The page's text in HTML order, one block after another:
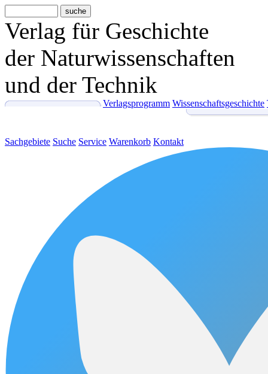
Verlag für Geschichte
der Naturwissenschaften
und der Technik
Verlagsprogramm Wissenschaftsgeschichte
Sachgebiete Suche Service Warenkorb Kontakt